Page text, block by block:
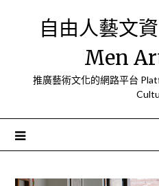
自由人藝文
Men
推廣藝術文化的網路平台